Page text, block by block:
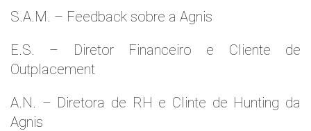
S.A.M. – Feedback sobre a Agnis
E.S. – Diretor Financeiro e Cliente de
Outplacement
A.N. – Diretora de RH e Clinte de Hunting da
Agnis